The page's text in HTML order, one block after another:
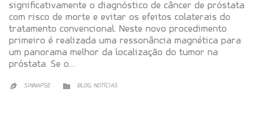
significativamente o diagnóstico de câncer de próstata
com risco de morte e evitar os efeitos colaterais do
tratamento convencional. Neste novo procedimento
primeiro é realizada uma ressonância magnética para
um panorama melhor da localização do tumor na
próstata. Se o…
 SINNAPSE  CATEGORY
BLOG, NOTÍCIAS